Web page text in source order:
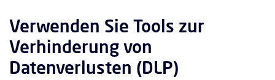
Verwenden Sie Tools zur
Verhinderung von
Datenverlusten (DLP)